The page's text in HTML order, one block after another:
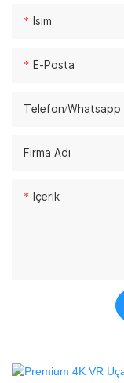
Isim
E-Posta
Telefon/whatsapp
Firma Adı
Içerik